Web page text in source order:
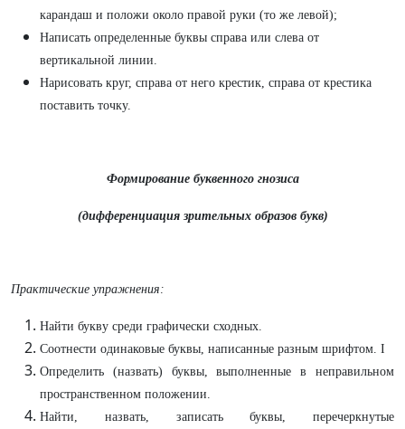
карандаш и положи около правой руки (то же левой);
Написать определенные буквы справа или слева от
вертикальной линии.
Нарисовать круг, справа от него крестик, справа от крестика
поставить точку.
Формирование буквенного гнозиса
(дифференциация зрительных образов букв)
Практические упражнения:
Найти букву среди графически сходных.
Соотнести одинаковые буквы, написанные разным шрифтом. I
Определить (назвать) буквы, выполненные в неправильном
пространственном положении.
Найти, назвать, записать буквы, перечеркнутые